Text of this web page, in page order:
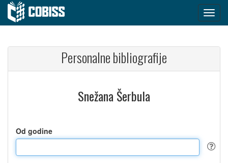
Personalne bibliografije
Snežana Šerbula
Od godine